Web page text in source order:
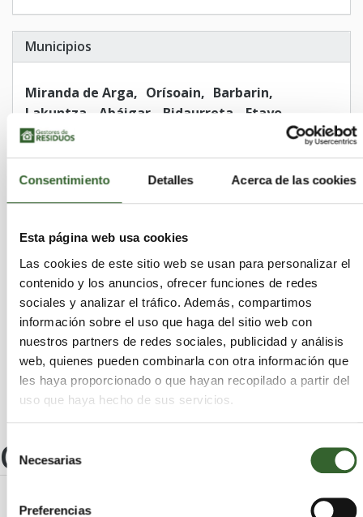
Consentimiento Detalles Acerca de las cookies
Esta página web usa cookies
Las cookies de este sitio web se usan para personalizar el
contenido y los anuncios, ofrecer funciones de redes
sociales y analizar el tráfico. Además, compartimos
información sobre el uso que haga del sitio web con
nuestros partners de redes sociales, publicidad y análisis
web, quienes pueden combinarla con otra información que
les haya proporcionado o que hayan recopilado a partir del
uso que haya hecho de sus servicios.
Selección
de Necesarias
Preferencias
Municipios
Miranda de Arga Orísoain
Barbarin
Lakuntza
Abáigar Bidaurreta
Etayo
Aranarache
Armañanzas
Goizueta
Villava/Atarrabia
Mendigorría
Oteiza Arakil Oco
Lerga
Villatuerta
Obanos
Uharte-Arakil
Sarriés/Sartze
Murillo el Fruto
Güesa/Gorza
Fontellas
Berbinzana
Guirguillano
Marañón
Baztan Ansoáin
Altsasu/Alsasua
Sunbilla
Dicastillo
Ochagavía/Otsagabia
Aria
Basaburua Piedramillera
Bertizarana
Arantza
Murillo el Cuende Ciriza
Otros centros